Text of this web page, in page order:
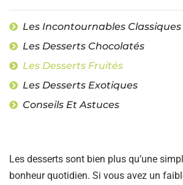
Les Incontournables Classiques
Les Desserts Chocolatés
Les Desserts Fruités
Les Desserts Exotiques
Conseils Et Astuces
Les desserts sont bien plus qu’une
bonheur quotidien. Si vous avez un